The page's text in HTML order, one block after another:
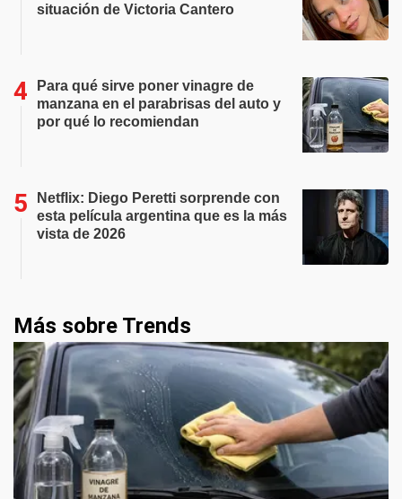
situación de Victoria Cantero
Para qué sirve poner vinagre de
manzana en el parabrisas del auto y
por qué lo recomiendan
Netflix: Diego Peretti sorprende con
esta película argentina que es la más
vista de 2026
Más sobre Trends